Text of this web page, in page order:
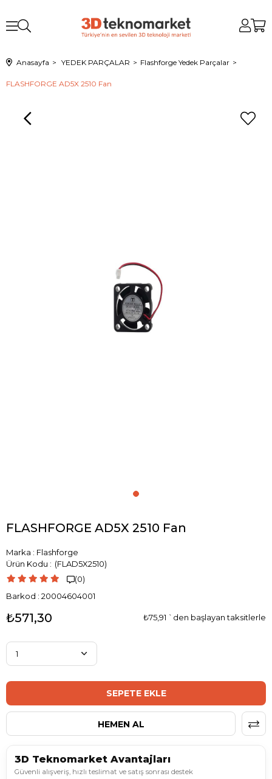
Anasayfa YEDEK PARÇALAR Flashforge Yedek Parçalar
FLASHFORGE AD5X 2510 Fan
FLASHFORGE AD5X 2510 Fan
Marka : Flashforge
(FLAD5X2510)
(0)
Barkod : 20004604001
₺571,30 ₺75,91 `den başlayan taksitlerle
3D Teknomarket Avantajları
Güvenli alışveriş, hızlı teslimat ve satış sonrası destek